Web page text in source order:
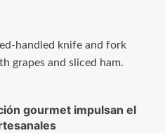
gourmet impulsan el